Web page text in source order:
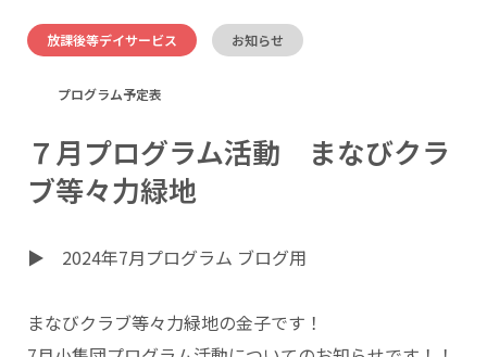
放課後等デイサービス お知らせ
プログラム予定表
７月プログラム活動 まなびクラ
ブ等々力緑地
▶ 2024年7月プログラム ブログ用
まなびクラブ等々力緑地の金子です！